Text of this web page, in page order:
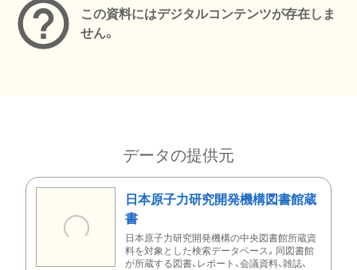
この資料にはデジタルコンテンツが存在しま
せん。
データの提供元
日本原子力研究開発機構図書館蔵
書
日本原子力研究開発機構の中央図書館所蔵資
料を対象とした検索データベース。同図書館
が所蔵する図書、レポート、会議資料、雑誌、